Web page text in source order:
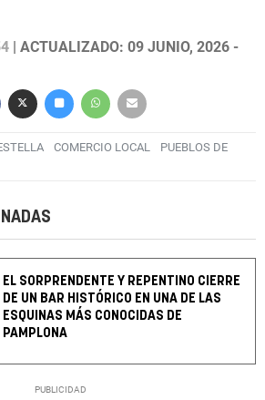
| ACTUALIZADO: 09 JUNIO, 2026 -
COMERCIO LOCAL
PUEBLOS DE
EL SORPRENDENTE Y REPENTINO CIERRE
DE UN BAR HISTÓRICO EN UNA DE LAS
ESQUINAS MÁS CONOCIDAS DE
PAMPLONA